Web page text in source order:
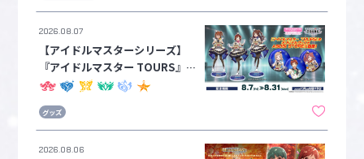
【アイドルマスターシリーズ】
『アイドルマスター TOURS』オ
リジナルグッズをASOBI STORE
グッズ
2026.08.07
2026.08.06